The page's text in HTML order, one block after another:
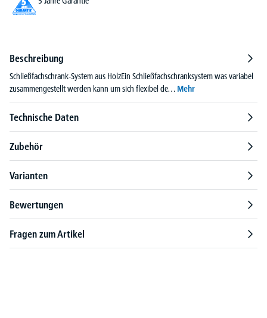
Beschreibung
Schließfachschrank-System aus HolzEin Schließfachschranksystem was variabel
zusammengestellt werden kann um sich flexibel de… Mehr
Technische Daten
Zubehör
Varianten
Bewertungen
Fragen zum Artikel